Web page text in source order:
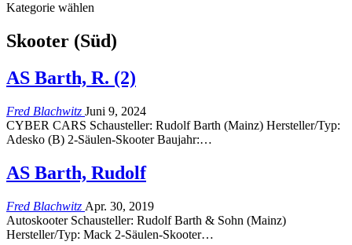
Kategorie wählen
Skooter (Süd)
AS Barth, R. (2)
Fred Blachwitz Juni 9, 2024
CYBER CARS Schausteller: Rudolf Barth (Mainz) Hersteller/Typ:
Adesko (B) 2-Säulen-Skooter Baujahr:…
AS Barth, Rudolf
Fred Blachwitz Apr. 30, 2019
Autoskooter Schausteller: Rudolf Barth & Sohn (Mainz)
Hersteller/Typ: Mack 2-Säulen-Skooter…